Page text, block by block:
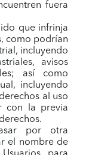
fuera
que infrinja
como podrían
incluyendo
avisos
así como
incluyendo
al uso
con la previa
por otra
el nombre de